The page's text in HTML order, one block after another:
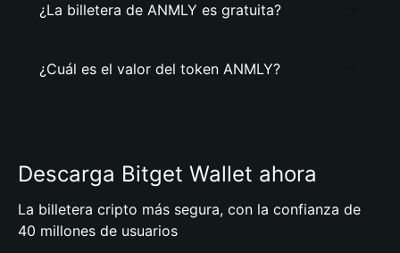
¿La billetera de ANMLY es gratuita?
¿Cuál es el valor del token ANMLY?
Descarga Bitget Wallet ahora
La billetera cripto más segura, con la confianza de
40 millones de usuarios